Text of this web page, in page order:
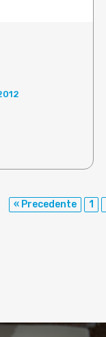
« Precedente 1